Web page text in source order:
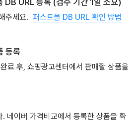
주세요. 퍼스트몰 DB URL 확인 방법
등록
료 후, 쇼핑광고센터에서 판매할 상품을
. 네이버 가격비교에서 등록한 상품을 확